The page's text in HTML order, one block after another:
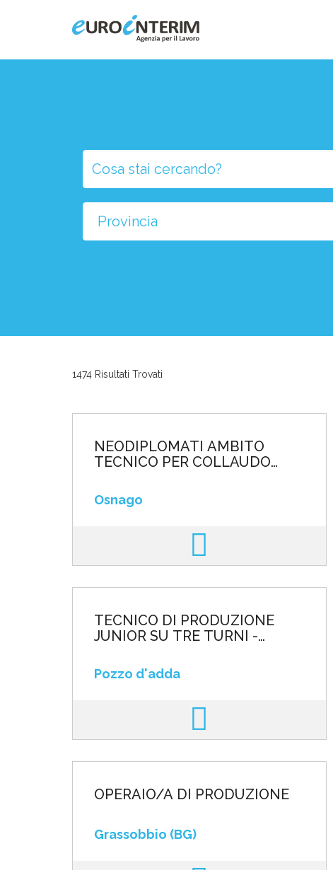
Aziende
Persone
Lavora con noi
INVIA CV
la
1474 Risultati Trovati
NEODIPLOMATI AMBITO
TECNICO PER COLLAUDO
LINEE DI PRODUZIONE
AMBITO ELETTRONIC
Osnago
TECNICO DI PRODUZIONE
JUNIOR SU TRE TURNI -
Pozzo d'adda
OPERAIO/A DI PRODUZIONE
Grassobbio (BG)